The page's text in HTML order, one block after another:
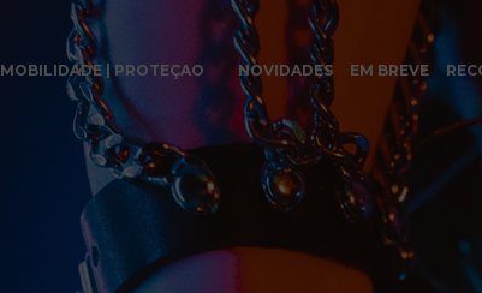
MOBILIDADE | PROTEÇAO NOVIDADES EM BREVE